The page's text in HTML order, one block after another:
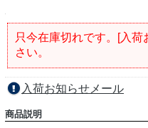
只今在庫切れです。[入
さい。
入荷お知らせメール
商品説明